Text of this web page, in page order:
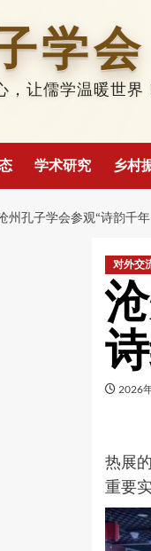
学会
，让儒学温暖世界
学术研究 乡村
州孔子学会参观“诗韵千
对外交
2026
热展
重要实